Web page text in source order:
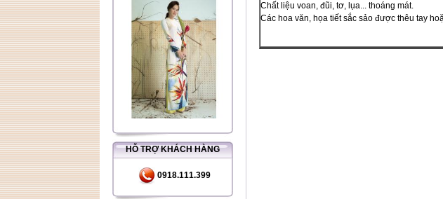
HỖ TRỢ KHÁCH HÀNG
0918.111.399
Chất liệu voan, đũi, tơ, lụa... thoáng mát.
Các hoa văn, họa tiết sắc sảo được thêu tay